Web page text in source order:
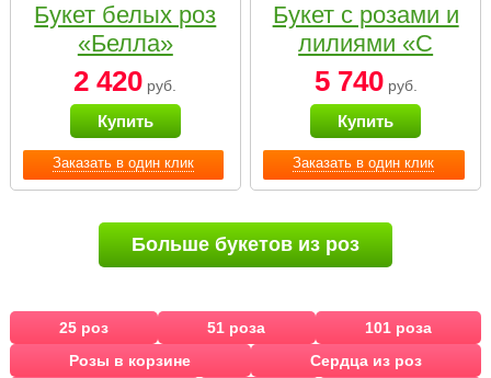
Заказать в один клик
Букет белых роз
«Белла»
2 420 руб.
Купить
Заказать в один клик
Букет с розами и
лилиями «С
наилучшими
пожеланиями»
5 740руб.
Купить
Больше букетов из роз
25 роз 51 роза
101 роза
Розы в корзине
Сердца из роз